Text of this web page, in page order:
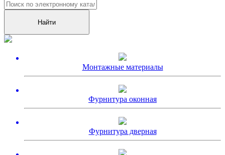
Монтажные материалы
Фурнитура оконная
Фурнитура дверная